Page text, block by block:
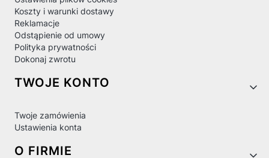
Koszty i warunki dostawy
Reklamacje
Odstąpienie od umowy
Polityka prywatności
Dokonaj zwrotu
TWOJE KONTO
Twoje zamówienia
Ustawienia konta
O FIRMIE